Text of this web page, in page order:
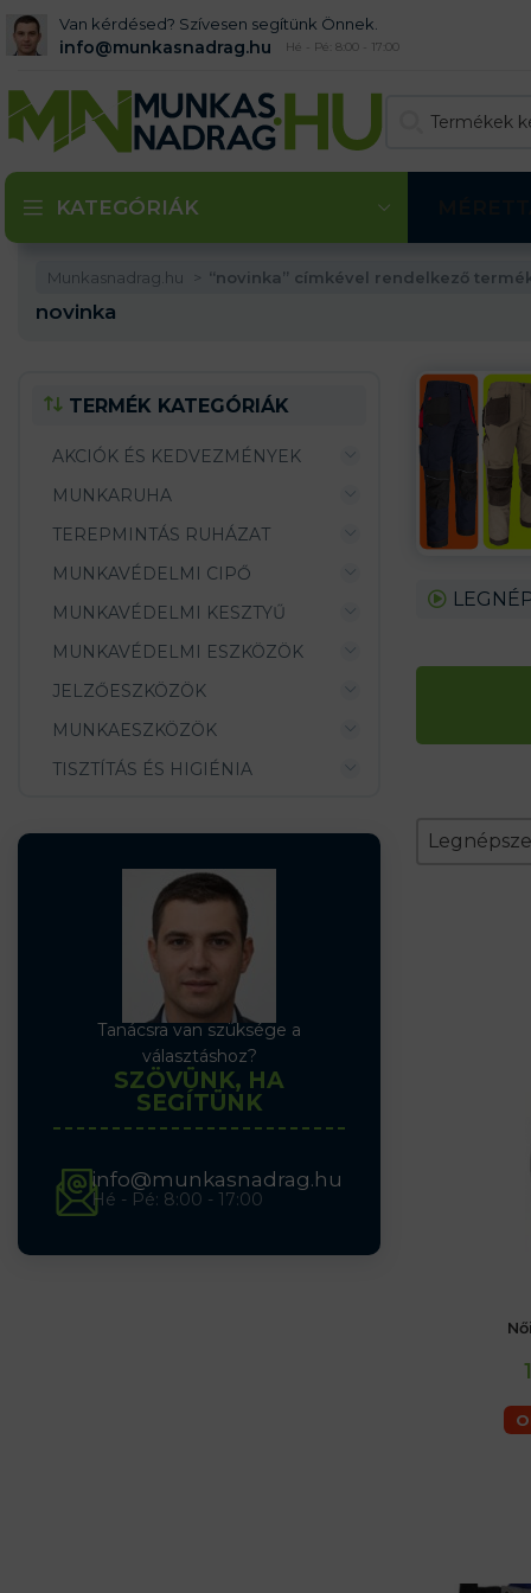
Van kérdésed? Szívesen segítünk Önnek.
info@munkasnadrag.hu Hé - Pé: 8:00 - 17:00
KATEGÓRIÁK
Munkasnadrag.hu “novinka” címkével rendelkező
novinka
TERMÉK KATEGÓRIÁK
AKCIÓK ÉS KEDVEZMÉNYEK
MUNKARUHA
TEREPMINTÁS RUHÁZAT
MUNKAVÉDELMI CIPŐ
MUNKAVÉDELMI KESZTYŰ
MUNKAVÉDELMI ESZKÖZÖK
JELZŐESZKÖZÖK
MUNKAESZKÖZÖK
TISZTÍTÁS ÉS HIGIÉNIA
Tanácsra van szüksége a
választáshoz?
SZÖVÜNK, HA
SEGÍTÜNK
info@munkasnadrag.hu
Hé - Pé: 8:00 - 17:00
Sort
Sort
női 36 (S)